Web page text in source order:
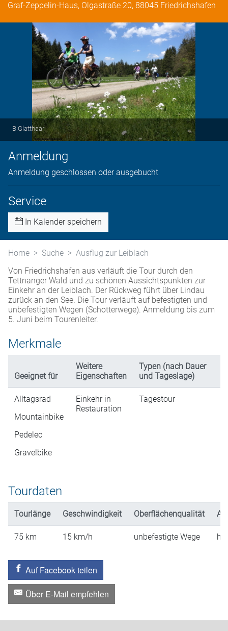
Graf-Zeppelin-Haus, Olgastraße 20, 88045 Friedrichshafen
B.Glatthaar
Anmeldung
Anmeldung geschlossen oder ausgebucht
Service
In Kalender speichern
Home Suche
Ausflug zur Leiblach
Von Friedrichshafen aus verläuft die Tour durch den
Tettnanger Wald und zu schönen Aussichtspunkten zur
Einkehr an der Leiblach. Der Rückweg führt über Lindau
zurück an den See. Die Tour verläuft auf befestigten und
unbefestigten Wegen (Schotterwege). Anmeldung bis zum
5. Juni beim Tourenleiter.
Merkmale
Geeignet für
Weitere
Eigenschaften
Typen (nach Dauer
und Tageslage)
Alltagsrad
Mountainbike
Pedelec
Gravelbike
Einkehr in
Restauration
Tagestour
Tourdaten
Tourlänge Geschwindigkeit Oberflächenqualität
75 km 15 km/h unbefestigte Wege
Auf Facebook teilen
Über E-Mail empfehlen